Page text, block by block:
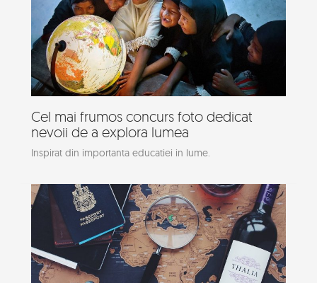
Cel mai frumos concurs foto dedicat
nevoii de a explora lumea
Inspirat din importanta educatiei in lume.